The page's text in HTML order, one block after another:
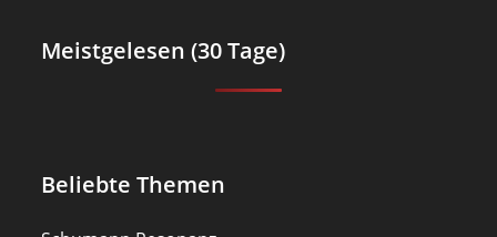
Meistgelesen (30 Tage)
Beliebte Themen